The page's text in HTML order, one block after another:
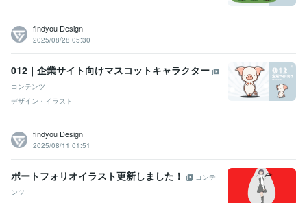
findyou Design
2025/08/28 05:30
012｜企業サイト向けマスコットキャラクター
コンテンツ
デザイン・イラスト
findyou Design
2025/08/11 01:51
ポートフォリオイラスト更新しました！
コンテ
ンツ